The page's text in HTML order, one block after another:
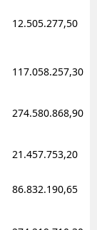
12.505.277,50
117.058.257,30
274.580.868,90
21.457.753,20
86.832.190,65